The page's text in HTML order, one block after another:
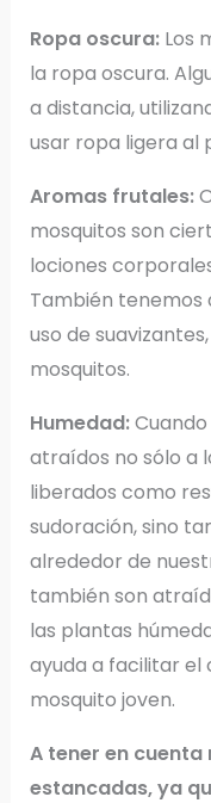
Ropa oscura:Los
la ropa oscura.
a distancia,
usar ropa ligera al
Aromas frutales:
mosquitos son
lociones
También tenemos
uso de
mosquitos.
Humedad:Cuando
atraídos no sólo a
liberados como
sudoración, sino
alrededor de
también son
las plantas
ayuda a facilitar el
mosquito joven.
A tener en
estancadas, ya